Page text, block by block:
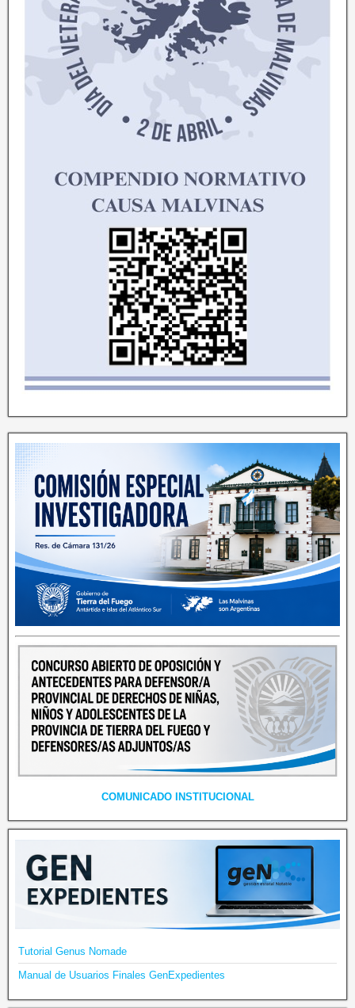
COMUNICADO INSTITUCIONAL
Tutorial Genus Nomade
Manual de Usuarios Finales GenExpedientes